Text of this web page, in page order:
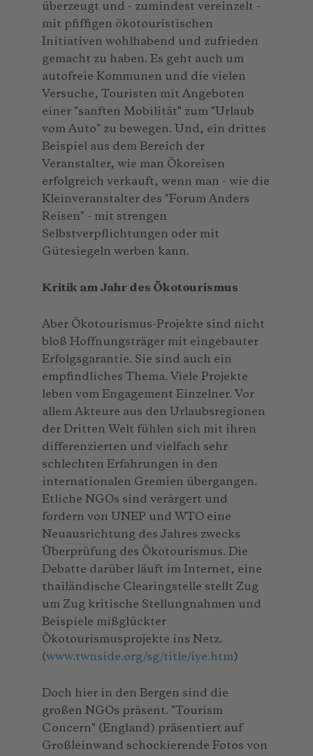
überzeugt und - zumindest vereinzelt -
mit pfiffigen ökotouristischen
Initiativen wohlhabend und zufrieden
gemacht zu haben. Es geht auch um
autofreie Kommunen und die vielen
Versuche, Touristen mit Angeboten
einer "sanften Mobilität" zum "Urlaub
vom Auto" zu bewegen. Und, ein drittes
Beispiel aus dem Bereich der
Veranstalter, wie man Ökoreisen
erfolgreich verkauft, wenn man - wie die
Kleinveranstalter des "Forum Anders
Reisen" - mit strengen
Selbstverpflichtungen oder mit
Gütesiegeln werben kann.
Kritik am Jahr des Ökotourismus
Aber Ökotourismus-Projekte sind nicht
bloß Hoffnungsträger mit eingebauter
Erfolgsgarantie. Sie sind auch ein
empfindliches Thema. Viele Projekte
leben vom Engagement Einzelner. Vor
allem Akteure aus den Urlaubsregionen
der Dritten Welt fühlen sich mit ihren
differenzierten und vielfach sehr
schlechten Erfahrungen in den
internationalen Gremien übergangen.
Etliche NGOs sind verärgert und
fordern von UNEP und WTO eine
Neuausrichtung des Jahres zwecks
Überprüfung des Ökotourismus. Die
Debatte darüber läuft im Internet, eine
thailändische Clearingstelle stellt Zug
um Zug kritische Stellungnahmen und
Beispiele mißglückter
Ökotourismusprojekte ins Netz.
(www.twnside.org/sg/title/iye.htm)
Doch hier in den Bergen sind die
großen NGOs präsent. "Tourism
Concern" (England) präsentiert auf
Großleinwand schockierende Fotos von